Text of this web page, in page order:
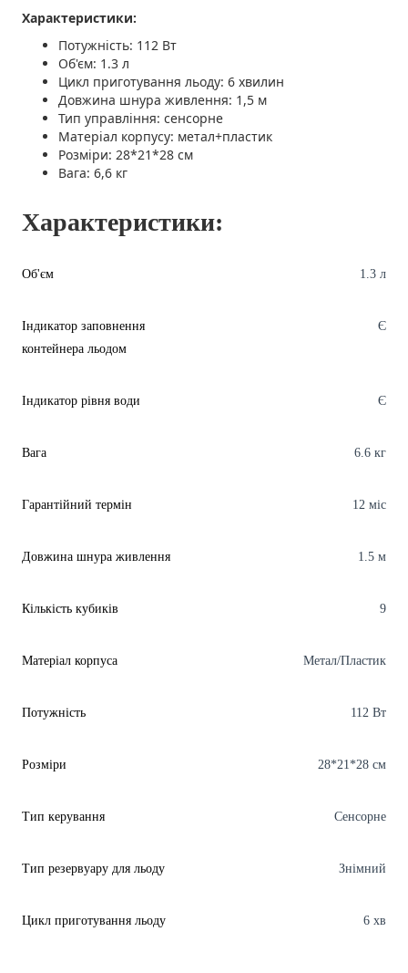
Характеристики:
Потужність: 112 Вт
Об'єм: 1.3 л
Цикл приготування льоду: 6 хвилин
Довжина шнура живлення: 1,5 м
Тип управління: сенсорне
Матеріал корпусу: метал+пластик
Розміри: 28*21*28 см
Вага: 6,6 кг
Характеристики:
Об'єм 1.3 л
Індикатор заповнення
контейнера льодом
Є
Індикатор рівня води Є
Вага 6.6 кг
Гарантійний термін 12 міс
Довжина шнура живлення 1.5 м
Кількість кубиків 9
Матеріал корпуса Метал/Пластик
Потужність 112 Вт
Розміри 28*21*28 см
Тип керування Сенсорне
Тип резервуару для льоду Знімний
Цикл приготування льоду 6 хв